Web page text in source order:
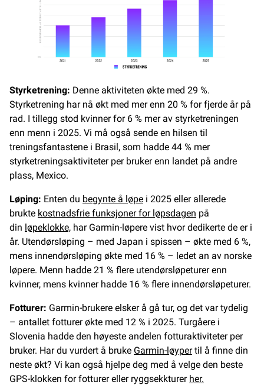
Styrketrening: Denne aktiviteten økte med 29 %.
Styrketrening har nå økt med mer enn 20 % for fjerde år på
rad. I tillegg stod kvinner for 6 % mer av styrketreningen
enn menn i 2025. Vi må også sende en hilsen til
treningsfantastene i Brasil, som hadde 44 % mer
styrketreningsaktiviteter per bruker enn landet på andre
plass, Mexico.
Løping: Enten du begynte å løpe i 2025 eller allerede
brukte kostnadsfrie funksjoner for løpsdagen på
din løpeklokke, har Garmin-løpere vist hvor dedikerte de er i
år. Utendørsløping – med Japan i spissen – økte med 6 %,
mens innendørsløping økte med 16 % – ledet an av norske
løpere. Menn hadde 21 % flere utendørsløpeturer enn
kvinner, mens kvinner hadde 16 % flere innendørsløpeturer.
Fotturer: Garmin-brukere elsker å gå tur, og det var tydelig
– antallet fotturer økte med 12 % i 2025. Turgåere i
Slovenia hadde den høyeste andelen fotturaktiviteter per
bruker. Har du vurdert å bruke Garmin-løypertil å finne din
neste økt? Vi kan også hjelpe deg med å velge den beste
GPS-klokken for fotturer eller ryggsekkturer her.